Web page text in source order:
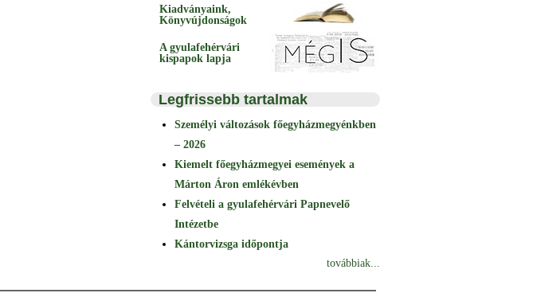
Kiadványaink,
Könyvújdonságok
A gyulafehérvári
kispapok lapja
Legfrissebb tartalmak
Személyi változások főegyházmegyénkben
– 2026
Kiemelt főegyházmegyei események a
Márton Áron emlékévben
Felvételi a gyulafehérvári Papnevelő
Intézetbe
Kántorvizsga időpontja
továbbiak...